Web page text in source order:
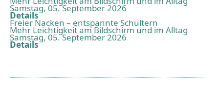
Samstag, 05. September 2026
Details
Freier Nacken – entspannte Schultern
Mehr Leichtigkeit am Bildschirm und im Alltag
Samstag, 05. September 2026
Details